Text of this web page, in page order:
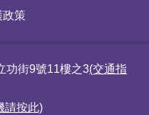
政策
功街9號11樓之3(交通指
請按此)